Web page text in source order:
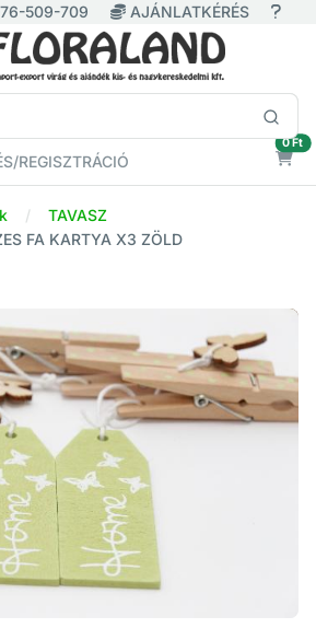
509-709 AJÁNLATKÉRÉS
REGISZTRÁCIÓ
0 Ft
TAVASZ
FA KARTYA X3 ZÖLD